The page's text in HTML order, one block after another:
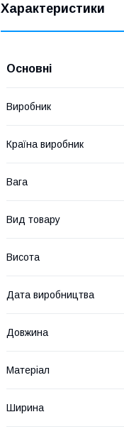
Характеристики
Основні
Виробник
Країна виробник
Вага
Вид товару
Висота
Дата виробництва
Довжина
Матеріал
Ширина